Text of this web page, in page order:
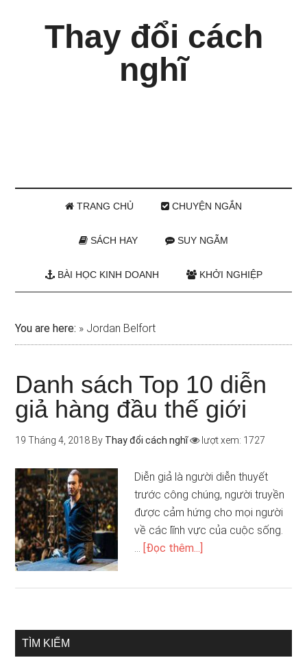
Thay đổi cách
nghĩ
TRANG CHỦ CHUYỆN NGẮN
SÁCH HAY SUY NGẪM
BÀI HỌC KINH DOANH KHỞI NGHIỆP
You are here: » Jordan Belfort
Danh sách Top 10 diễn
giả hàng đầu thế giới
19 Tháng 4, 2018 By Thay đổi cách nghĩ lượt xem: 1727
Diễn giả là người diễn thuyết
trước công chúng, người truyền
được cảm hứng cho mọi người
về các lĩnh vực của cuộc sống.
… [Đọc thêm...]
TÌM KIẾM